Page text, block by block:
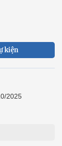
kiện
2025